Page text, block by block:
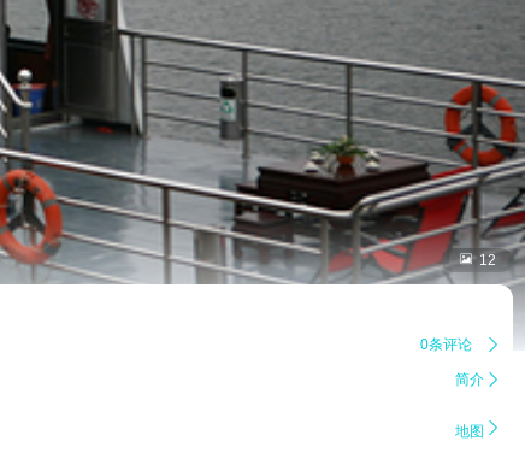
 12
0条评论 
简介 
地图 